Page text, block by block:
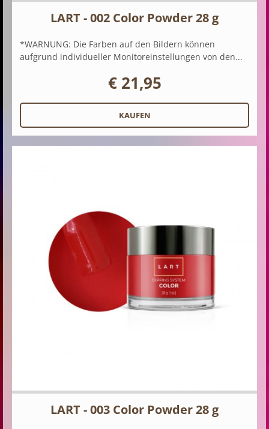
LART - 002 Color Powder 28 g
*WARNUNG: Die Farben auf den Bildern können
aufgrund individueller Monitoreinstellungen von den...
€ 21,95
LART - 003 Color Powder 28 g